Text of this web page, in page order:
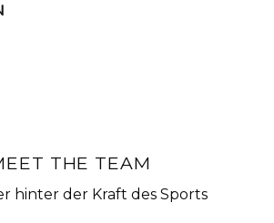
THE TEAM
hinter der Kraft des Sports